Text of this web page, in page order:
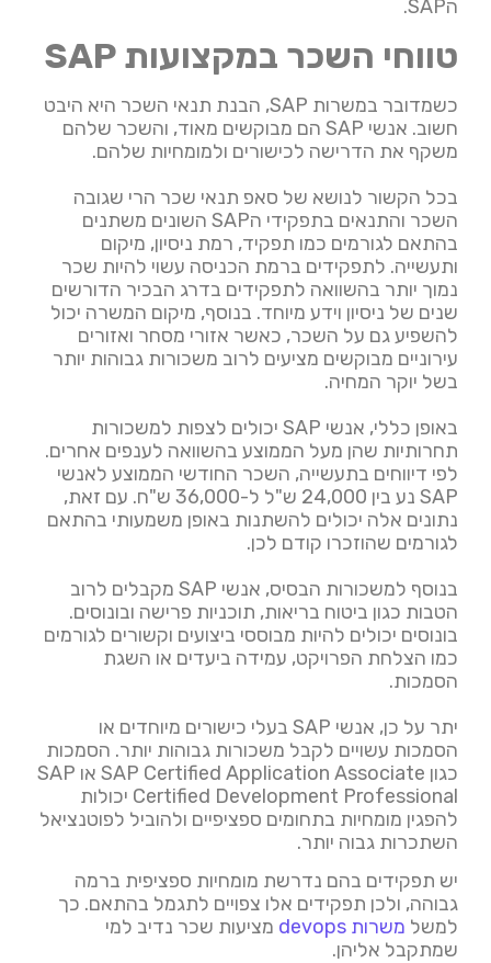
הSAP.
טווחי השכר במקצועות SAP
כשמדובר במשרות SAP, הבנת תנאי השכר היא היבט
חשוב. אנשי SAP הם מבוקשים מאוד, והשכר שלהם
משקף את הדרישה לכישורים ולמומחיות שלהם.
בכל הקשור לנושא של סאפ תנאי שכר הרי שגובה
השכר והתנאים בתפקידי הSAP השונים משתנים
בהתאם לגורמים כמו תפקיד, רמת ניסיון, מיקום
ותעשייה. לתפקידים ברמת הכניסה עשוי להיות שכר
נמוך יותר בהשוואה לתפקידים בדרג הבכיר הדורשים
שנים של ניסיון וידע מיוחד. בנוסף, מיקום המשרה יכול
להשפיע גם על השכר, כאשר אזורי מסחר ואזורים
עירוניים מבוקשים מציעים לרוב משכורות גבוהות יותר
בשל יוקר המחיה.
באופן כללי, אנשי SAP יכולים לצפות למשכורות
תחרותיות שהן מעל הממוצע בהשוואה לענפים אחרים.
לפי דיווחים בתעשייה, השכר החודשי הממוצע לאנשי
SAP נע בין 24,000 ש"ל ל-36,000 ש"ח. עם זאת,
נתונים אלה יכולים להשתנות באופן משמעותי בהתאם
לגורמים שהוזכרו קודם לכן.
בנוסף למשכורות הבסיס, אנשי SAP מקבלים לרוב
הטבות כגון ביטוח בריאות, תוכניות פרישה ובונוסים.
בונוסים יכולים להיות מבוססי ביצועים וקשורים לגורמים
כמו הצלחת הפרויקט, עמידה ביעדים או השגת
הסמכות.
יתר על כן, אנשי SAP בעלי כישורים מיוחדים או
הסמכות עשויים לקבל משכורות גבוהות יותר. הסמכות
כגון SAP Certified Application Associate או SAP
Certified Development Professional יכולות
להפגין מומחיות בתחומים ספציפיים ולהוביל לפוטנציאל
השתכרות גבוה יותר.
יש תפקידים בהם נדרשת מומחיות ספציפית ברמה
גבוהה, ולכן תפקידים אלו צפויים לתגמל בהתאם. כך
למשל משרות devops
מציעות שכר נדיב למי
שמתקבל אליהן.